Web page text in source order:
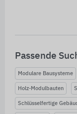
Passende
Modulare Bausysteme
Holz-Modulbauten
Schlüsselfertige